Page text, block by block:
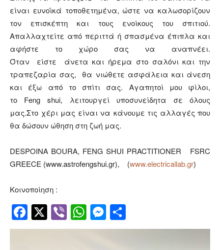
είναι ευνοϊκά τοποθετημένα, ώστε να καλωσορίζουν
τον επισκέπτη και τους ενοίκους του σπιτιού.
Απαλλαχτείτε από περιττά ή σπασμένα έπιπλα και
αφήστε το χώρο σας να αναπνέει.
Όταν είστε άνετα και ήρεμα στο σαλόνι και την
τραπεζαρία σας, θα νιώθετε ασφάλεια και άνεση
και έξω από το σπίτι σας. Αγαπητοί μου φίλοι,
το Feng shui, λειτουργεί υποσυνείδητα σε όλους
μας.Στο χέρι μας είναι να κάνουμε τις αλλαγές που
θα δώσουν ώθηση στη ζωή μας.
DESPOINA BOURA, FENG SHUI PRACTITIONER FSRC
GREECE (www.astrofengshui.gr), (www.electricallab.gr)
Κοινοποίηση :
Facebook
Twitter
ViberWhatsApp
Messenger